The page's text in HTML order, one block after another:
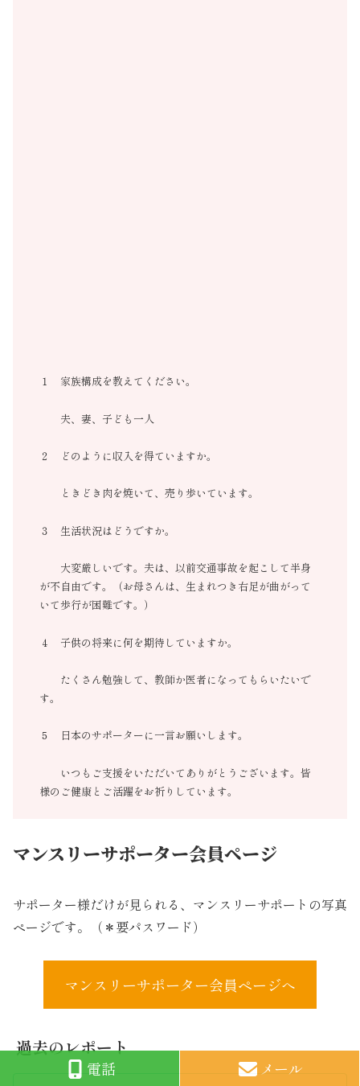
１ 家族構成を教えてください。
夫、妻、子ども一人
２ どのように収入を得ていますか。
ときどき肉を焼いて、売り歩いています。
３ 生活状況はどうですか。
大変厳しいです。夫は、以前交通事故を起こして半身
が不自由です。（お母さんは、生まれつき右足が曲がって
いて歩行が困難です。）
４ 子供の将来に何を期待していますか。
たくさん勉強して、教師か医者になってもらいたいで
す。
５ 日本のサポーターに一言お願いします。
いつもご支援をいただいてありがとうございます。皆
様のご健康とご活躍をお祈りしています。
マンスリーサポーター会員ページ
サポーター様だけが見られる、マンスリーサポートの写真
ページです。（＊要パスワード）
マンスリーサポーター会員ページへ
過去のレポート
電話 メール